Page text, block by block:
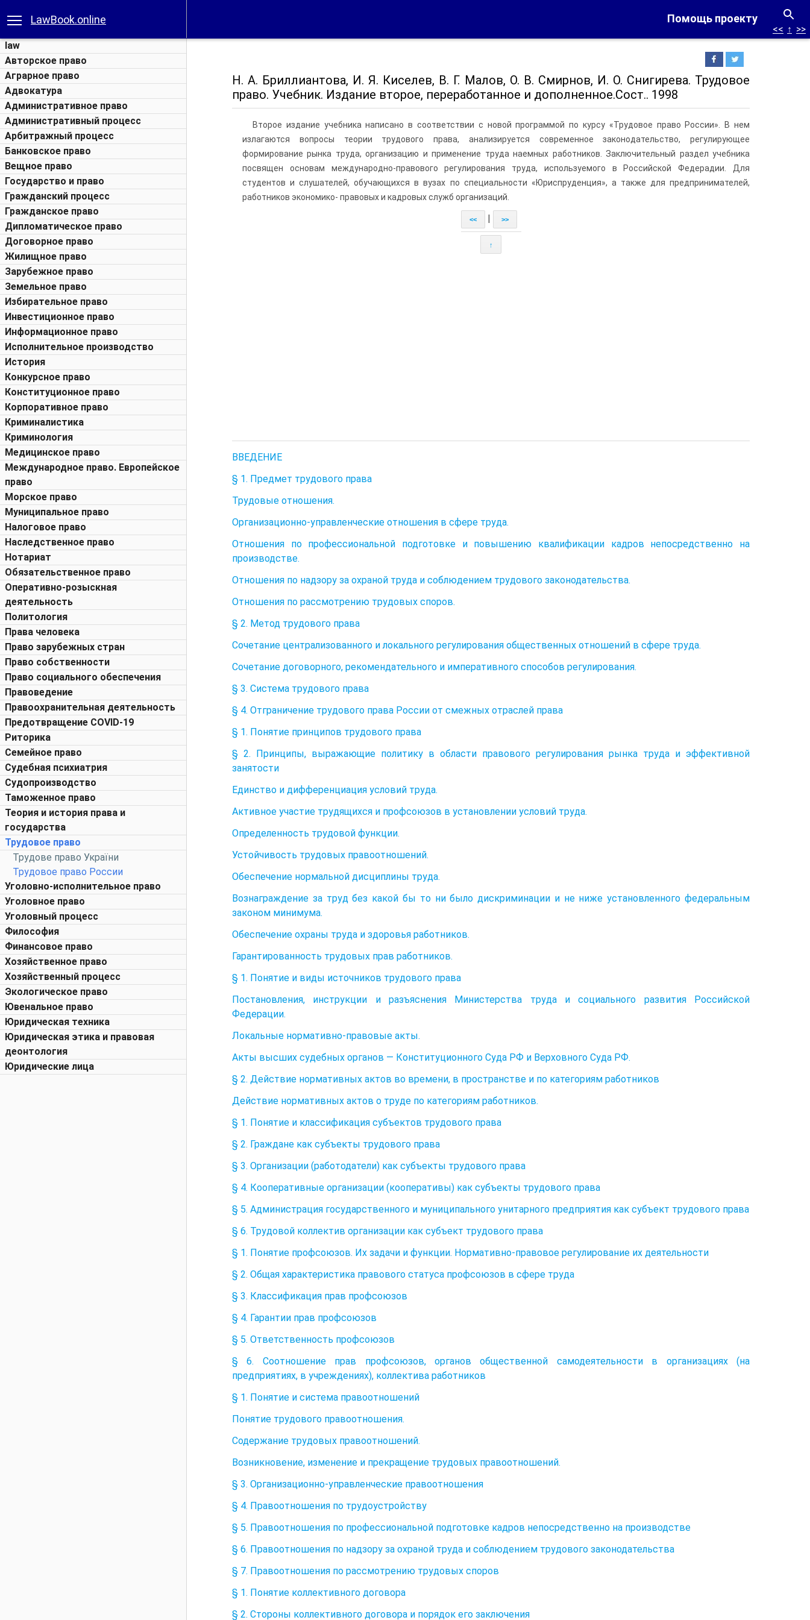
Помощь проекту
LawBook.online
law
Авторское право
Аграрное право
Адвокатура
Административное право
Административный процесс
Арбитражный процесс
Банковское право
Вещное право
Государство и право
Гражданский процесс
Гражданское право
Дипломатическое право
Договорное право
Жилищное право
Зарубежное право
Земельное право
Избирательное право
Инвестиционное право
Информационное право
Исполнительное производство
История
Конкурсное право
Конституционное право
Корпоративное право
Криминалистика
Криминология
Медицинское право
Международное право. Европейское
право
Морское право
Муниципальное право
Налоговое право
Наследственное право
Нотариат
Обязательственное право
Оперативно-розыскная
деятельность
Политология
Права человека
Право зарубежных стран
Право собственности
Право социального обеспечения
Правоведение
Правоохранительная деятельность
Предотвращение COVID-19
Риторика
Семейное право
Судебная психиатрия
Судопроизводство
Таможенное право
Теория и история права и
государства
Трудовое право
Трудове право України
Трудовое право России
Уголовно-исполнительное право
Уголовное право
Уголовный процесс
Философия
Финансовое право
Хозяйственное право
Хозяйственный процесс
Экологическое право
Ювенальное право
Юридическая техника
Юридическая этика и правовая
деонтология
Юридические лица
<< ↑ >>
Н. А. Бриллиантова, И. Я. Киселев, В. Г. Малов, О. В. Смирнов, И. О. Снигирева. Трудовое
право. Учебник. Издание второе, переработанное и дополненное.Сост.. 1998
Второе издание учебника написано в соответствии с новой программой по курсу «Трудовое право России». В нем
излагаются вопросы теории трудового права, анализируется современное законодательство, регулирующее
формирование рынка труда, организацию и применение труда наемных работников. Заключительный раздел учебника
посвящен основам международно-правового регулирования труда, используемого в Российской Федерадии. Для
студентов и слушателей, обучающихся в вузах по специальности «Юриспруденция», а также для предпринимателей,
работников экономико- правовых и кадровых служб организаций.
<< >>
↑
ВВЕДЕНИЕ
§ 1. Предмет трудового права
Трудовые отношения.
Организационно-управленческие отношения в сфере труда.
Отношения по профессиональной подготовке и повышению квалификации кадров непосредственно на
производстве.
Отношения по надзору за охраной труда и соблюдением трудового законодательства.
Отношения по рассмотрению трудовых споров.
§ 2. Метод трудового права
Сочетание централизованного и локального регулирования общественных отношений в сфере труда.
Сочетание договорного, рекомендательного и императивного способов регулирования.
§ 3. Система трудового права
§ 4. Отграничение трудового права России от смежных отраслей права
§ 1. Понятие принципов трудового права
§ 2. Принципы, выражающие политику в области правового регулирования рынка труда и эффективной
занятости
Единство и дифференциация условий труда.
Активное участие трудящихся и профсоюзов в установлении условий труда.
Определенность трудовой функции.
Устойчивость трудовых правоотношений.
Обеспечение нормальной дисциплины труда.
Вознаграждение за труд без какой бы то ни было дискриминации и не ниже установленного федеральным
законом минимума.
Обеспечение охраны труда и здоровья работников.
Гарантированность трудовых прав работников.
§ 1. Понятие и виды источников трудового права
Постановления, инструкции и разъяснения Министерства труда и социального развития Российской
Федерации.
Локальные нормативно-правовые акты.
Акты высших судебных органов — Конституционного Суда РФ и Верховного Суда РФ.
§ 2. Действие нормативных актов во времени, в пространстве и по категориям работников
Действие нормативных актов о труде по категориям работников.
§ 1. Понятие и классификация субъектов трудового права
§ 2. Граждане как субъекты трудового права
§ 3. Организации (работодатели) как субъекты трудового права
§ 4. Кооперативные организации (кооперативы) как субъекты трудового права
§ 5. Администрация государственного и муниципального унитарного предприятия как субъект трудового права
§ 6. Трудовой коллектив организации как субъект трудового права
§ 1. Понятие профсоюзов. Их задачи и функции. Нормативно-правовое регулирование их деятельности
§ 2. Общая характеристика правового статуса профсоюзов в сфере труда
§ 3. Классификация прав профсоюзов
§ 4. Гарантии прав профсоюзов
§ 5. Ответственность профсоюзов
§ 6. Соотношение прав профсоюзов, органов общественной самодеятельности в организациях (на
предприятиях, в учреждениях), коллектива работников
§ 1. Понятие и система правоотношений
Понятие трудового правоотношения.
Содержание трудовых правоотношений.
Возникновение, изменение и прекращение трудовых правоотношений.
§ 3. Организационно-управленческие правоотношения
§ 4. Правоотношения по трудоустройству
§ 5. Правоотношения по профессиональной подготовке кадров непосредственно на производстве
§ 6. Правоотношения по надзору за охраной труда и соблюдением трудового законодательства
§ 7. Правоотношения по рассмотрению трудовых споров
§ 1. Понятие коллективного договора
§ 2. Стороны коллективного договора и порядок его заключения